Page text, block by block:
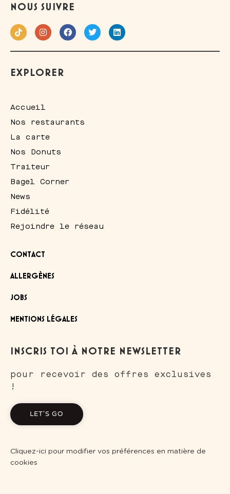
NOUS SUIVRE
EXPLORER
Accueil
Nos restaurants
La carte
Nos Donuts
Traiteur
Bagel Corner
News
Fidélité
Rejoindre le réseau
CONTACT
ALLERGÈNES
JOBS
MENTIONS LÉGALES
INSCRIS TOI À NOTRE NEWSLETTER
pour recevoir des offres exclusives
!
LET'S GO
Cliquez-ici pour modifier vos préférences en matière de
cookies